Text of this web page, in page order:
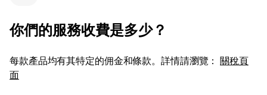
你們的服務收費是多少？
每款產品均有其特定的佣金和條款。詳情請瀏覽： 關稅頁
面